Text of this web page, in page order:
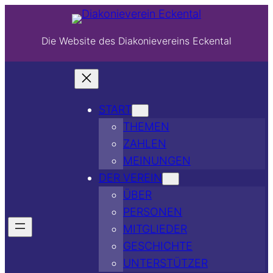
Die Website des Diakonievereins Eckental
START
THEMEN
ZAHLEN
MEINUNGEN
DER VEREIN
ÜBER
PERSONEN
MITGLIEDER
GESCHICHTE
UNTERSTÜTZER